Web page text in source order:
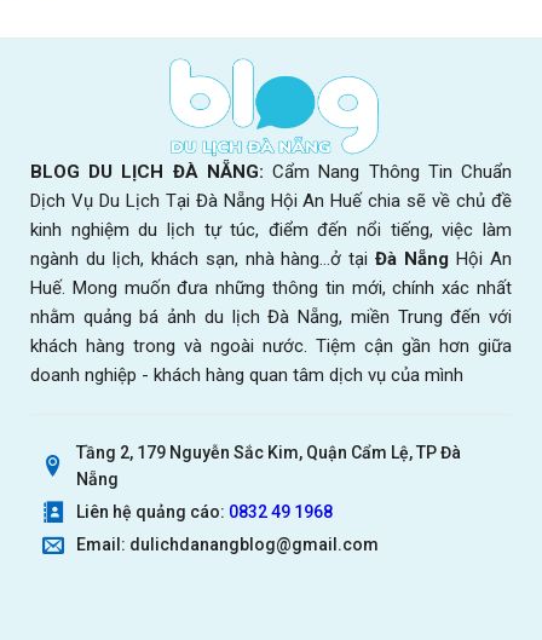
BLOG DU LỊCH ĐÀ NẴNG: Cẩm Nang Thông Tin Chuẩn
Dịch Vụ Du Lịch Tại Đà Nẵng Hội An Huế chia sẽ về chủ đề
kinh nghiệm du lịch tự túc, điểm đến nổi tiếng, việc làm
ngành du lịch, khách sạn, nhà hàng...ở tạiĐà Nẵng Hội An
Huế. Mong muốn đưa những thông tin mới, chính xác nhất
nhằm quảng bá ảnh du lịch Đà Nẵng, miền Trung đến với
khách hàng trong và ngoài nước. Tiệm cận gần hơn giữa
doanh nghiệp - khách hàng quan tâm dịch vụ của mình
Tầng 2, 179 Nguyễn Sắc Kim, Quận Cẩm Lệ, TP Đà
Nẵng
Liên hệ quảng cáo: 0832 49 1968
Email: dulichdanangblog@gmail.com